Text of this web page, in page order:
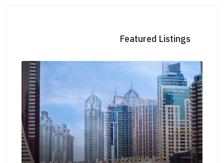
Featured Listings